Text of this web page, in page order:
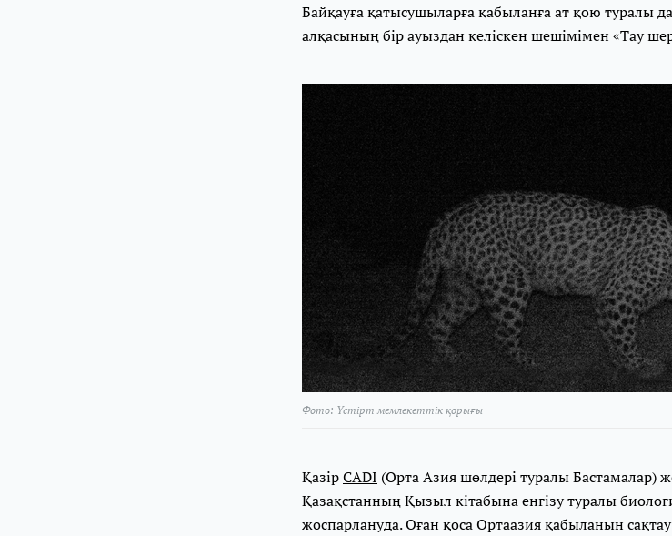
Байқауға қатысушыларға қабыланға ат қою туралы
алқасының бір ауыздан келіскен шешімімен «Тау
Фото: Үстірт мемлекеттік қорығы
ҚазірCADI (Орта Азия шөлдері туралы
Қазақстанның Қызыл кітабына енгізу туралы
жоспарлануда. Оған қоса Ортаазия қабыланын